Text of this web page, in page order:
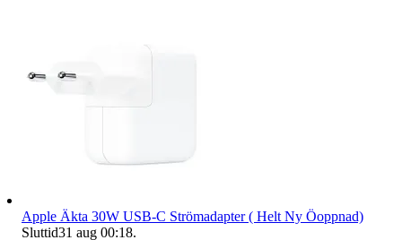
Apple Äkta 30W USB-C Strömadapter ( Helt Ny Öoppnad)
Sluttid31 aug 00:18.